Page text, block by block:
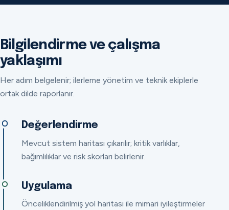
Bilgilendirme ve çalışma
yaklaşımı
Her adım belgelenir; ilerleme yönetim ve teknik ekiplerle
ortak dilde raporlanır.
Değerlendirme
Mevcut sistem haritası çıkarılır; kritik varlıklar,
bağımlılıklar ve risk skorları belirlenir.
Uygulama
Önceliklendirilmiş yol haritası ile mimari iyileştirmeler